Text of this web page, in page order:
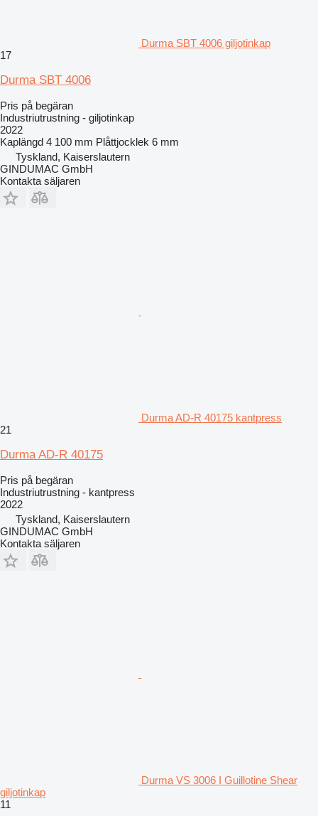
Durma SBT 4006 giljotinkap
17
Durma SBT 4006
Pris på begäran
Industriutrustning - giljotinkap
2022
Kaplängd 4 100 mm Plåttjocklek 6 mm
Tyskland, Kaiserslautern
GINDUMAC GmbH
Kontakta säljaren
Durma AD-R 40175 kantpress
21
Durma AD-R 40175
Pris på begäran
Industriutrustning - kantpress
2022
Tyskland, Kaiserslautern
GINDUMAC GmbH
Kontakta säljaren
Durma VS 3006 I Guillotine Shear
giljotinkap
11